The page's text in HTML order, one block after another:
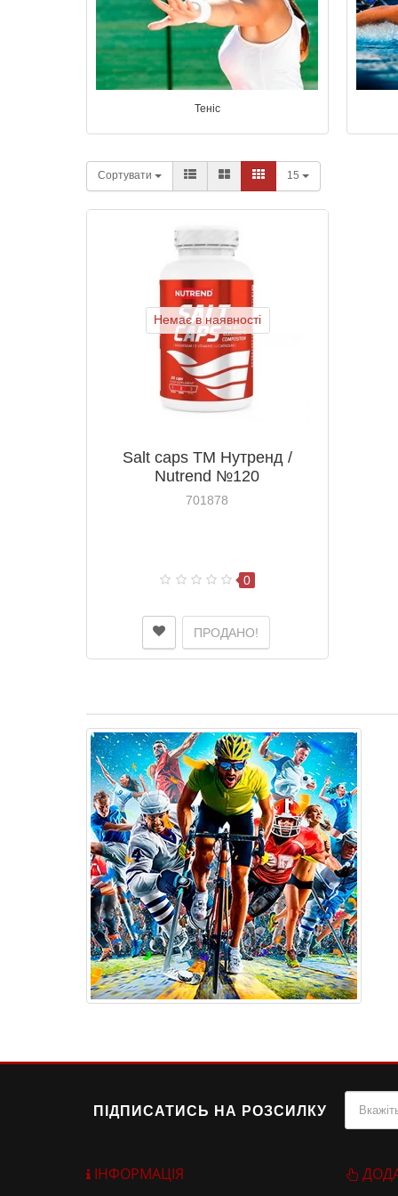
Теніс
Сортувати 15
Немає в наявності
Salt caps ТМ Нутренд /
Nutrend №120
701878
0
ПРОДАНО!
ПІДПИСАТИСЬ НА РОЗСИЛКУ
ІНФОРМАЦІЯ